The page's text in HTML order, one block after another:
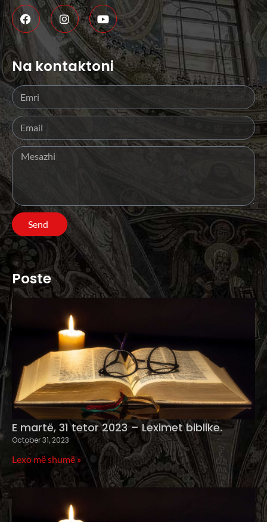
Na kontaktoni
Send
Poste
E martë, 31 tetor 2023 – Leximet biblike.
October 31, 2023
Lexo më shumë »